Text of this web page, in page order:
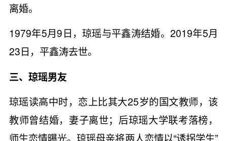
离婚。
1979年5月9日，琼瑶与平鑫涛结婚。2019年5月
23日，平鑫涛去世。
三、琼瑶男友
琼瑶读高中时，恋上比其大25岁的国文教师，该
教师曾结婚，妻子离世；后琼瑶大学联考落榜，
师生恋情曝光。琼瑶母亲将两人恋情以“诱拐学生”